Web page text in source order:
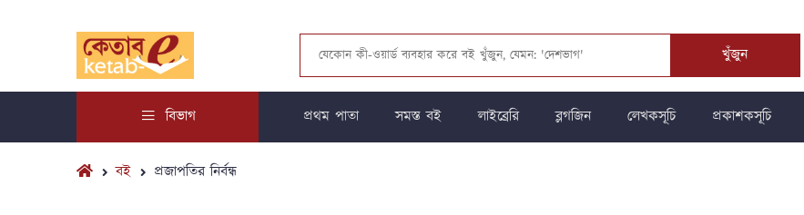
খুঁজুন
বিভাগ প্রথম পাতা সমস্ত বই লাইব্রেরি ব্লগজিন লেখকসূচি প্রকাশকসূচি
বই প্রজাপতির নির্বন্ধ